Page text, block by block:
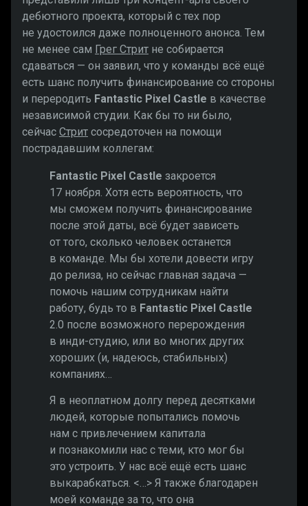
дебютного проекта, который с тех пор
не удостоился даже полноценного анонса. Тем
не менее сам Грег Стрит не собирается
сдаваться — он заявил, что у команды всё ещё
есть шанс получить финансирование со стороны
и переродить Fantastic Pixel Castle в качестве
независимой студии. Как бы то ни было,
сейчас Стрит сосредоточен на помощи
пострадавшим коллегам:
Fantastic Pixel Castle закроется
17 ноября. Хотя есть вероятность, что
мы сможем получить финансирование
после этой даты, всё будет зависеть
от того, сколько человек останется
в команде. Мы бы хотели довести игру
до релиза, но сейчас главная задача —
помочь нашим сотрудникам найти
работу, будь то в Fantastic Pixel Castle
2.0 после возможного перерождения
в инди-студию, или во многих других
хороших (и, надеюсь, стабильных)
компаниях…
Я в неоплатном долгу перед десятками
людей, которые попытались помочь
нам с привлечением капитала
и познакомили нас с теми, кто мог бы
это устроить. У нас всё ещё есть шанс
выкарабкаться. <…> Я также благодарен
моей команде за то, что она